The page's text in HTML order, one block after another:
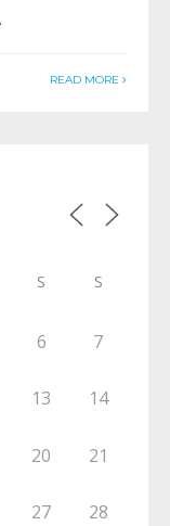
READ MORE
S S
6 7
13 14
20 21
27 28